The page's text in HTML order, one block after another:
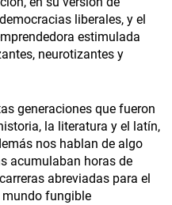
liberales, y el
estimulada
neurotizantes y
generaciones que fueron
la literatura y el latín,
nos hablan de algo
acumulaban horas de
abreviadas para el
mundo fungible